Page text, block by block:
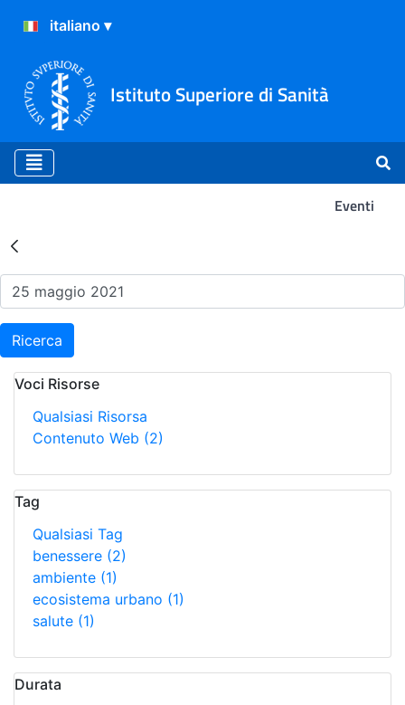
Istituto Superiore di Sanità
Eventi
Risultati della Ricerca -
Ricerca
Voci Risorse
Qualsiasi Risorsa
Contenuto Web (2)
Tag
Qualsiasi Tag
benessere (2)
ambiente (1)
ecosistema urbano (1)
salute (1)
Durata